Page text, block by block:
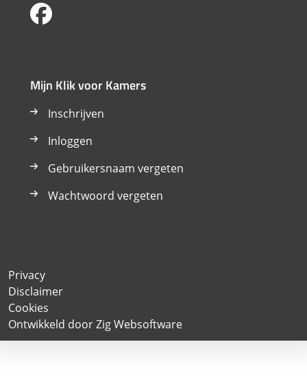
Mijn Klik voor Kamers
Inschrijven
Inloggen
Gebruikersnaam vergeten
Wachtwoord vergeten
Privacy
Disclaimer
Cookies
Ontwikkeld door Zig Websoftware